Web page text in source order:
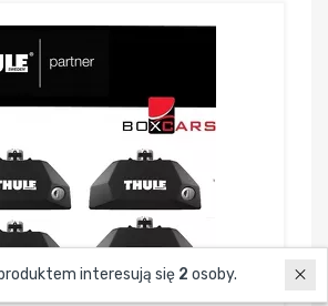
interesują się 2 osoby.